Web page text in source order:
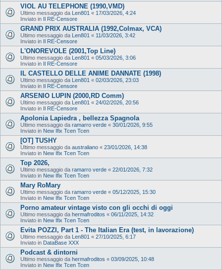
VIOL AU TELEPHONE (1990,VMD)
Ultimo messaggio da Len801 « 17/03/2026, 4:24
Inviato in Il RE-Censore
GRAND PRIX AUSTRALIA (1992,Colmax, VCA)
Ultimo messaggio da Len801 « 11/03/2026, 3:42
Inviato in Il RE-Censore
L'ONOREVOLE (2001,Top Line)
Ultimo messaggio da Len801 « 05/03/2026, 3:06
Inviato in Il RE-Censore
IL CASTELLO DELLE ANIME DANNATE (1998)
Ultimo messaggio da Len801 « 02/03/2026, 23:03
Inviato in Il RE-Censore
ARSENIO LUPIN (2000,RD Comm)
Ultimo messaggio da Len801 « 24/02/2026, 20:56
Inviato in Il RE-Censore
Apolonia Lapiedra , bellezza Spagnola
Ultimo messaggio da ramarro verde « 30/01/2026, 9:55
Inviato in New Ifix Tcen Tcen
[OT] TUSHY
Ultimo messaggio da australiano « 23/01/2026, 14:38
Inviato in New Ifix Tcen Tcen
Top 2026,
Ultimo messaggio da ramarro verde « 22/01/2026, 7:32
Inviato in New Ifix Tcen Tcen
Mary RoMary
Ultimo messaggio da ramarro verde « 05/12/2025, 15:30
Inviato in New Ifix Tcen Tcen
Porno amateur vintage visto con gli occhi di oggi
Ultimo messaggio da hermafroditos « 06/11/2025, 14:32
Inviato in New Ifix Tcen Tcen
Evita POZZI, Part 1 - The Italian Era (test, in lavorazione)
Ultimo messaggio da Len801 « 27/10/2025, 6:17
Inviato in DataBase XXX
Podcast & dintorni
Ultimo messaggio da hermafroditos « 03/09/2025, 10:48
Inviato in New Ifix Tcen Tcen